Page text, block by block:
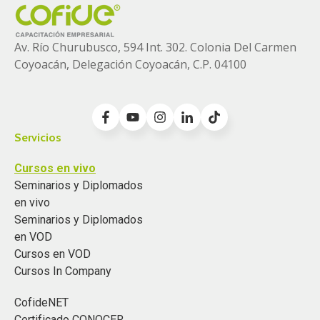
Diferencias entre CFDI emitidos y declaraciones
presentadas
Errores fiscales en el manejo de anticipos y
Falta de conciliación entre contabilidad, CFDI y
visores SAT
Problemas en el acreditamiento y control del IVA
CFDI cancelados o sustituidos sin control
Av. Río Churubusco, 594 Int. 302. Colonia Del Carmen
Coyoacán, Delegación Coyoacán, C.P. 04100
Servicios
Cursos en vivo
Seminarios y Diplomados
en vivo
Seminarios y Diplomados
en VOD
Cursos en VOD
Cursos In Company
CofideNET